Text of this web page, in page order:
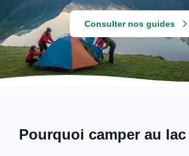
Consulter nos guides
Pourquoi camper au